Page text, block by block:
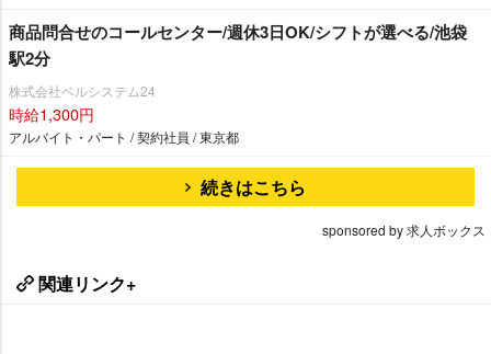
商品問合せのコールセンター/週休3日OK/シフトが選べる/池袋
駅2分
株式会社ベルシステム24
時給1,300円
アルバイト・パート / 契約社員 / 東京都
続きはこちら
sponsored by 求人ボックス
関連リンク+